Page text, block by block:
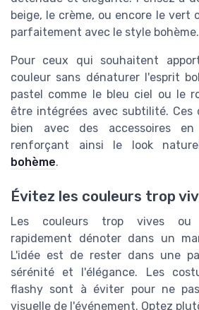
beige, le crème, ou encore le vert
parfaitement avec le style bohème.
Pour ceux qui souhaitent
couleur sans dénaturer l'esprit
pastel comme le bleu ciel ou le
être intégrées avec subtilité. Ces
bien avec des accessoires
renforçant ainsi le look
bohème.
Évitez les couleurs trop
Les couleurs trop vives ou
rapidement dénoter dans un
L'idée est de rester dans une
sérénité et l'élégance. Les
flashy sont à éviter pour ne
visuelle de l'événement. Optez